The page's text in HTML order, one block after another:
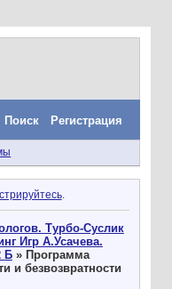
Поиск
Регистрация
.
Турбо-Суслик
Игр А.Усачева.
Б » Программа
и безвозвратности